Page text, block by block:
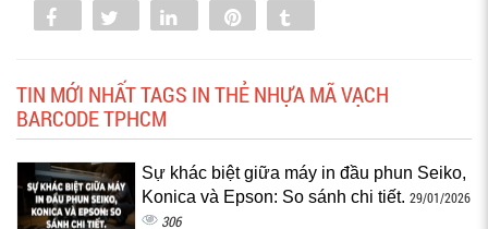
Share Tweet Share
TIN MỚI NHẤT TAGS IN THẺ NHỰA MÃ VẠCH
BARCODE TPHCM
Sự khác biệt giữa máy in đầu phun Seiko,
Konica và Epson: So sánh chi tiết. 29/01/2026
306